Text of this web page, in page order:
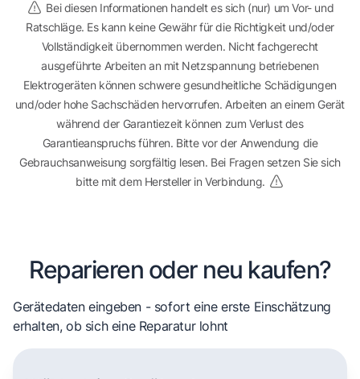
Bei diesen Informationen handelt es sich (nur) um Vor- und
Ratschläge. Es kann keine Gewähr für die Richtigkeit und/oder
Vollständigkeit übernommen werden. Nicht fachgerecht
ausgeführte Arbeiten an mit Netzspannung betriebenen
Elektrogeräten können schwere gesundheitliche Schädigungen
und/oder hohe Sachschäden hervorrufen. Arbeiten an einem Gerät
während der Garantiezeit können zum Verlust des
Garantieanspruchs führen. Bitte vor der Anwendung die
Gebrauchsanweisung sorgfältig lesen. Bei Fragen setzen Sie sich
bitte mit dem Hersteller in Verbindung.
Reparieren oder neu kaufen?
Gerätedaten eingeben - sofort eine erste Einschätzung
erhalten, ob sich eine Reparatur lohnt